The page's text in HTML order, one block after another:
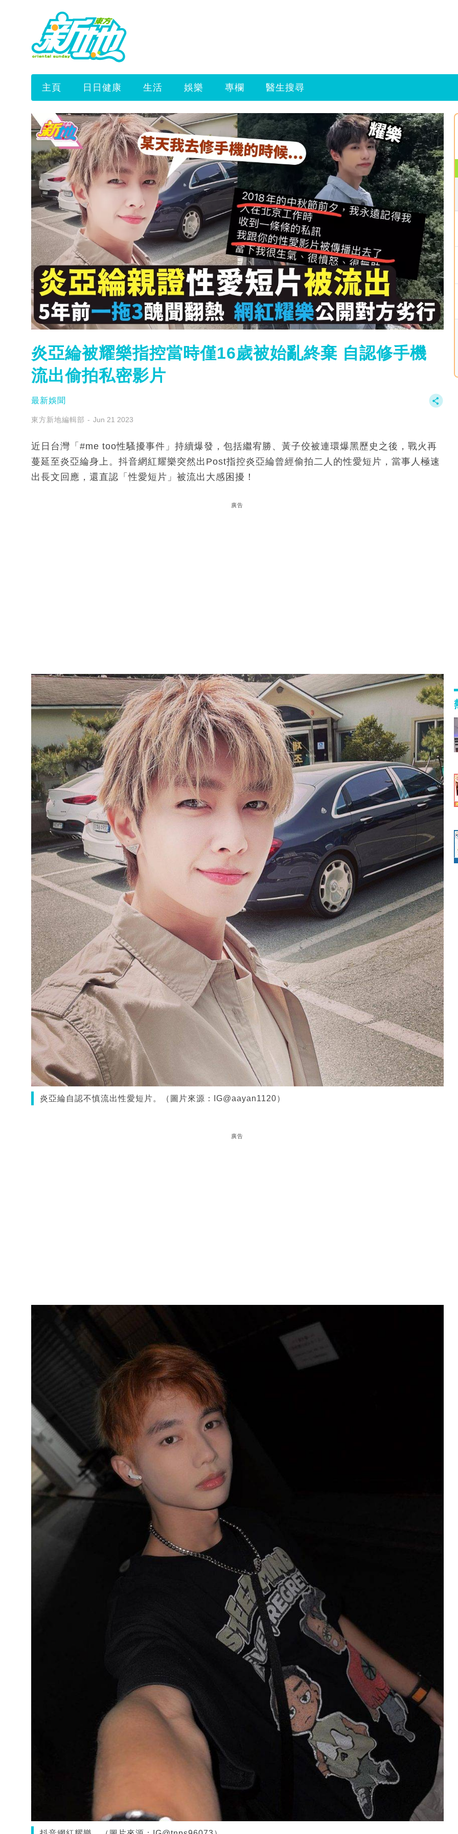
主頁 日日健康 生活 娛樂 專欄 醫生搜尋
炎亞綸被耀樂指控當時僅16歲被始亂終棄 自認修手機
流出偷拍私密影片
最新娛聞
東方新地編輯部 Jun 21 2023
近日台灣「#me too性騷擾事件」持續爆發，包括繼宥勝、黃子佼被連環爆黑歷史之後，戰火再
蔓延至炎亞綸身上。抖音網紅耀樂突然出Post指控炎亞綸曾經偷拍二人的性愛短片，當事人極速
出長文回應，還直認「性愛短片」被流出大感困擾！
廣告
炎亞綸自認不慎流出性愛短片。（圖片來源：IG@aayan1120）
廣告